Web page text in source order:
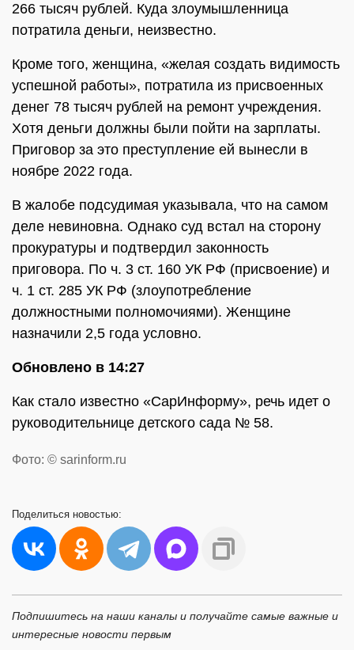
266 тысяч рублей. Куда злоумышленница
потратила деньги, неизвестно.
Кроме того, женщина, «желая создать видимость
успешной работы», потратила из присвоенных
денег 78 тысяч рублей на ремонт учреждения.
Хотя деньги должны были пойти на зарплаты.
Приговор за это преступление ей вынесли в
ноябре 2022 года.
В жалобе подсудимая указывала, что на самом
деле невиновна. Однако суд встал на сторону
прокуратуры и подтвердил законность
приговора. По ч. 3 ст. 160 УК РФ (присвоение) и
ч. 1 ст. 285 УК РФ (злоупотребление
должностными полномочиями). Женщине
назначили 2,5 года условно.
Обновлено в 14:27
Как стало известно «СарИнформу», речь идет о
руководительнице детского сада № 58.
Фото: © sarinform.ru
Поделиться новостью:
Подпишитесь на наши каналы и получайте самые важные и
интересные новости первым